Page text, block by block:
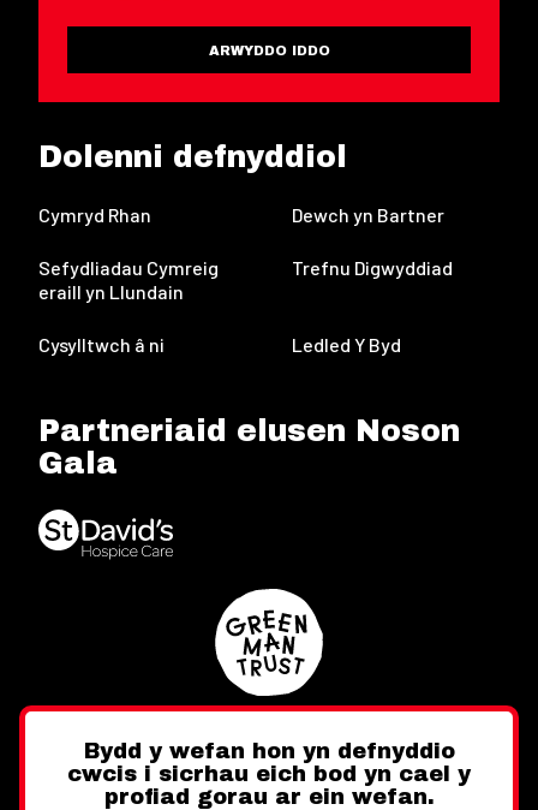
ARWYDDO IDDO
Dolenni defnyddiol
Cymryd Rhan Dewch yn Bartner
Sefydliadau Cymreig
eraill yn Llundain
Trefnu Digwyddiad
Cysylltwch â ni Ledled Y Byd
Partneriaid elusen Noson
Gala
Twitter FacebookInstagram
Bydd y wefan hon yn defnyddio
cwcis i sicrhau eich bod yn cael y
profiad gorau ar ein wefan.